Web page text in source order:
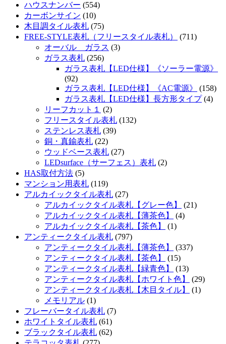
ハウスナンバー (554)
カーボンサイン (10)
木目調タイル表札 (75)
FREE-STYLE表札（フリースタイル表札）
(711)
オーバル ガラス (3)
ガラス表札 (256)
ガラス表札【LED仕様】《ソーラー電源》
(92)
ガラス表札【LED仕様】《AC電源》
(158)
ガラス表札【LED仕様】長方形タイプ(4)
リーフカット１
(2)
フリースタイル表札 (132)
ステンレス表札 (39)
銅・真鍮表札 (22)
ウッドベース表札 (27)
LEDsurface（サーフェス）表札 (2)
HAS取付方法 (5)
マンション用表札 (119)
アルカイックタイル表札 (27)
アルカイックタイル表札【グレー色】
(21)
アルカイックタイル表札【薄茶色】
(4)
アルカイックタイル表札【茶色】
(1)
アンティークタイル表札 (797)
アンティークタイル表札【薄茶色】
(337)
アンティークタイル表札【茶色】
(15)
アンティークタイル表札【緑青色】
(13)
アンティークタイル表札【ホワイト色】
(29)
アンティークタイル表札【木目タイル】
(1)
メモリアル (1)
フレーバータイル表札 (7)
ホワイトタイル表札 (61)
ブラックタイル表札 (62)